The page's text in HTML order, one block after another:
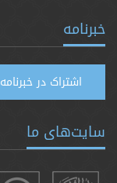
خبرنامه
اشتراک در خبرنامه
سایت‌های ما